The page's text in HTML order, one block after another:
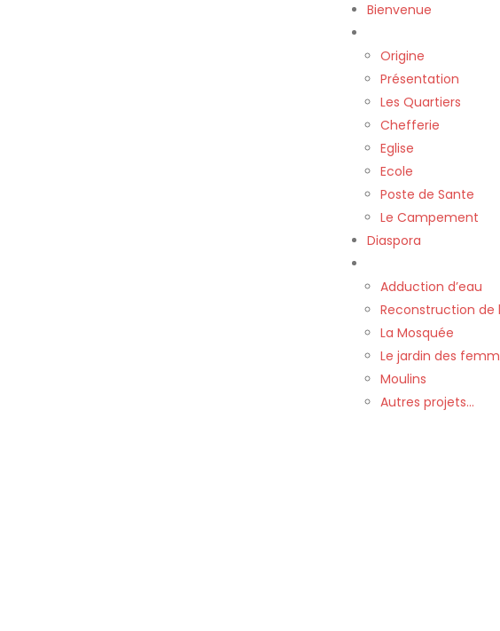
Bienvenue
Origine
Présentation
Les Quartiers
Chefferie
Eglise
Ecole
Poste de Sante
Le Campement
Diaspora
Adduction d’eau
Reconstruction de
La Mosquée
Le jardin des
Moulins
Autres projets…